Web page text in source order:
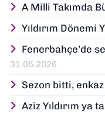
A Milli Takımda
Yıldırım Dönemi
Fenerbahçe’de
31.05.2026
Sezon bitti, enkaz
Aziz Yıldırım ya